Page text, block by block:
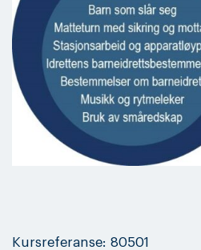
Kursreferanse: 80501